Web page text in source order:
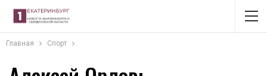
Главная Спорт